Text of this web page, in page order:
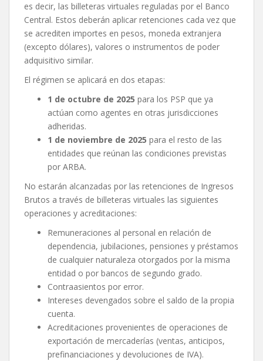
es decir, las billeteras virtuales reguladas por el Banco
Central. Estos deberán aplicar retenciones cada vez que
se acrediten importes en pesos, moneda extranjera
(excepto dólares), valores o instrumentos de poder
adquisitivo similar.
El régimen se aplicará en dos etapas:
1 de octubre de 2025 para los PSP que ya
actúan como agentes en otras jurisdicciones
adheridas.
1 de noviembre de 2025 para el resto de las
entidades que reúnan las condiciones previstas
por ARBA.
No estarán alcanzadas por las retenciones de Ingresos
Brutos a través de billeteras virtuales las siguientes
operaciones y acreditaciones:
Remuneraciones al personal en relación de
dependencia, jubilaciones, pensiones y préstamos
de cualquier naturaleza otorgados por la misma
entidad o por bancos de segundo grado.
Contraasientos por error.
Intereses devengados sobre el saldo de la propia
cuenta.
Acreditaciones provenientes de operaciones de
exportación de mercaderías (ventas, anticipos,
prefinanciaciones y devoluciones de IVA).